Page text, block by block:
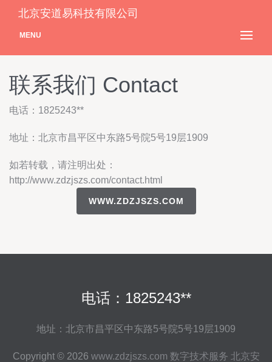
北京安道易科技有限公司
MENU
联系我们 Contact
电话：1825243**
地址：北京市昌平区中东路5号院5号19层1909
如若转载，请注明出处：
http://www.zdzjszs.com/contact.html
WWW.ZDZJSZS.COM
电话：1825243**
地址：北京市昌平区中东路5号院5号19层1909
Copyright © 2026 www.zdzjszs.com 数字技术服务 北京安